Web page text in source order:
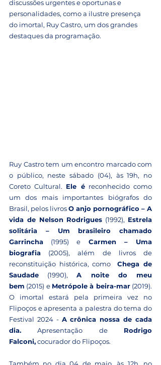
discussões urgentes e oportunas e
personalidades, como a ilustre presença
do imortal, Ruy Castro, um dos grandes
destaques da programação.
Ruy Castro tem um encontro marcado com
o público, neste sábado (04), às 19h, no
Coreto Cultural. Ele é reconhecido como
um dos mais importantes biógrafos do
Brasil, pelos livros O anjo pornográfico – A
vida de Nelson Rodrigues (1992), Estrela
solitária – Um brasileiro chamado
Garrincha (1995) e Carmen – Uma
biografia (2005), além de livros de
reconstituição histórica, como Chega de
Saudade (1990), A noite do meu
bem (2015) e Metrópole à beira-mar (2019).
O imortal estará pela primeira vez no
Flipoços e apresenta a palestra do tema do
Festival 2024 - A crônica nossa de cada
dia. Apresentação de Rodrigo
Falconi, cocurador do Flipoços.